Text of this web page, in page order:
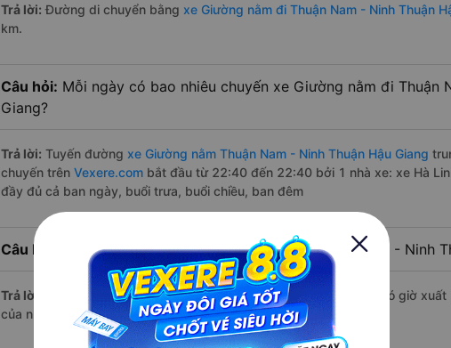
Trả lời: Đường di chuyển bằng xe Giường nằm đi Thuận Nam - Ninh Thuận
km.
Câu hỏi: Mỗi ngày có bao nhiêu chuyến xe Giường nằm đi Thuận
Giang?
Trả lời: Tuyến đường xe Giường nằm Thuận Nam - Ninh Thuận Hậu Giang
chuyến trên Vexere.com bắt đầu từ 22:40 đến 22:40 bởi 1 nhà xe: xe Hà
đầy đủ cả ban ngày, buổi trưa, buổi chiều, ban đêm
Câu hỏi: Nhà xe Giường nằm đi Hậu Giang từ Thuận Nam - Ninh
Trả lời: Chuyến Giường nằm Thuận Nam - Ninh Thuận Hậu Giang
có giờ
của nhà xe Hà Linh.